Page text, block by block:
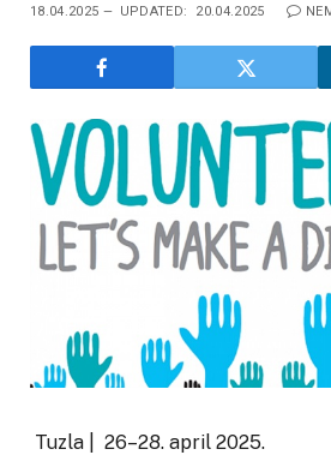
18.04.2025 UPDATED: 20.04.2025
Tuzla | 26–28. april 2025.